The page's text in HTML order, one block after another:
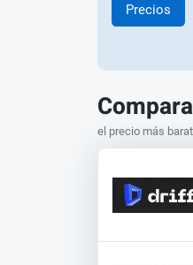
Precios
el precio más